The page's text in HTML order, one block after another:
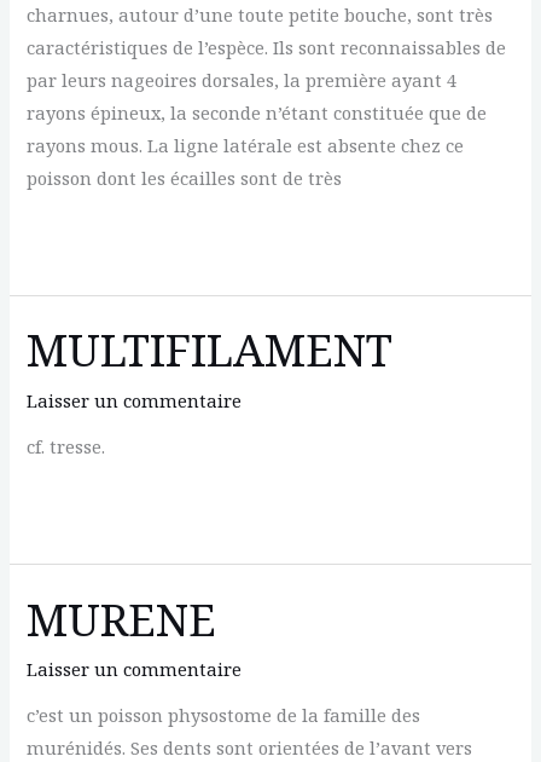
charnues, autour d’une toute petite bouche, sont très
caractéristiques de l’espèce. Ils sont reconnaissables de
par leurs nageoires dorsales, la première ayant 4
rayons épineux, la seconde n’étant constituée que de
rayons mous. La ligne latérale est absente chez ce
poisson dont les écailles sont de très
MULTIFILAMENT
Laisser un commentaire
cf. tresse.
MURENE
Laisser un commentaire
c’est un poisson physostome de la famille des
murénidés. Ses dents sont orientées de l’avant vers